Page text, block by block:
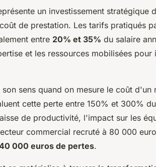
un investissement stratégique
de prestation. Les tarifs pratiqués
entre 20% et 35% du salaire
et les ressources mobilisées pour
sens quand on mesure le coût d'un
cette perte entre 150% et 300%
de productivité, l'impact sur les
commercial recruté à 80 000
000 euros de pertes.